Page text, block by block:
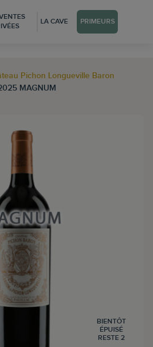
LA CAVE PRIMEURS
Pichon Longueville Baron
MAGNUM
BIENTÔT
ÉPUISÉ
RESTE 2